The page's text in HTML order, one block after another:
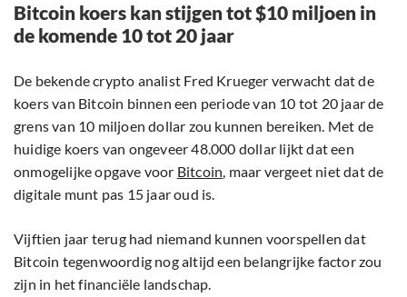
Bitcoin koers kan stijgen tot $10 miljoen in
de komende 10 tot 20 jaar
De bekende crypto analist Fred Krueger verwacht dat de
koers van Bitcoin binnen een periode van 10 tot 20 jaar de
grens van 10 miljoen dollar zou kunnen bereiken. Met de
huidige koers van ongeveer 48.000 dollar lijkt dat een
onmogelijke opgave voor Bitcoin, maar vergeet niet dat de
digitale munt pas 15 jaar oud is.
Vijftien jaar terug had niemand kunnen voorspellen dat
Bitcoin tegenwoordig nog altijd een belangrijke factor zou
zijn in het financiële landschap.